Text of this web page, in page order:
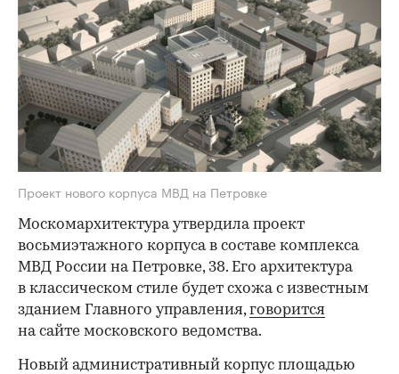
Проект нового корпуса МВД на Петровке
Москомархитектура утвердила проект
восьмиэтажного корпуса в составе комплекса
МВД России на Петровке, 38. Его архитектура
в классическом стиле будет схожа с известным
зданием Главного управления,говорится
на сайте московского ведомства.
Новый административный корпус площадью